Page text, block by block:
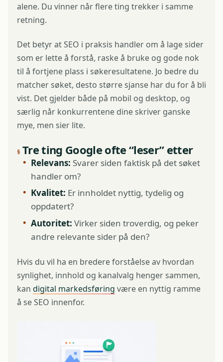
alene. Du vinner når flere ting trekker i samme
retning.
Det betyr at SEO i praksis handler om å lage sider
som er lette å forstå, raske å bruke og gode nok
til å fortjene plass i søkeresultatene. Jo bedre du
matcher søket, desto større sjanse har du for å bli
vist. Det gjelder både på mobil og desktop, og
særlig når konkurrentene dine skriver ganske
mye, men sier lite.
Tre ting Google ofte “leser” etter
Relevans: Svarer siden faktisk på det søket
handler om?
Kvalitet: Er innholdet nyttig, tydelig og
oppdatert?
Autoritet: Virker siden troverdig, og peker
andre relevante sider på den?
Hvis du vil ha en bredere forståelse av hvordan
synlighet, innhold og kanalvalg henger sammen,
kan digital markedsføring være en nyttig ramme
å se SEO innenfor.